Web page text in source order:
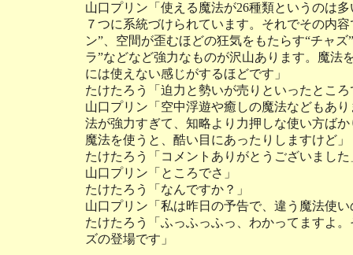
山口プリン「使える魔法が26種類というのは
７つに系統づけられています。それでその内
ン”、空間が歪むほどの狂気をもたらす“チャ
ラ”などなど強力なものが沢山あります。魔法
には使えない感じがするほどです」
たけたろう「迫力と勢いが売りといったところ
山口プリン「空中浮遊や癒しの魔法などもあ
法が強力すぎて、知略より力押しな使い方ば
魔法を使うと、酷い目にあったりしますけど」
たけたろう「コメントありがとうございました
山口プリン「ところでさ」
たけたろう「なんですか？」
山口プリン「私は昨日の予告で、違う魔法使
たけたろう「ふっふっふっ、わかってますよ
ズの登場です」